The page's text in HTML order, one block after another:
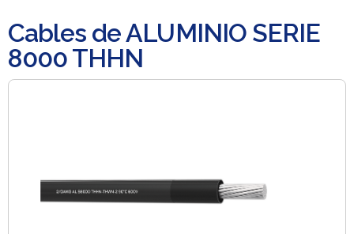
Cables de ALUMINIO SERIE
8000 THHN